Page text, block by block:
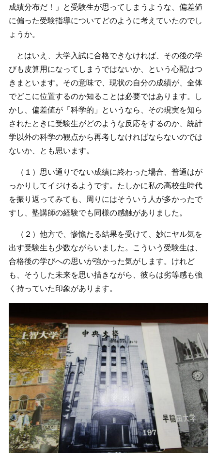
成績分布だ！」と受験生が思ってしまうような、偏差値
に偏った受験指導についてどのように考えていたのでし
ょうか。
とはいえ、大学入試に合格できなければ、その後の学
びも皮算用になってしまうではないか、という心配はつ
きまといます。その意味で、現状の自分の成績が、全体
でどこに位置するのか知ることは必要ではあります。し
かし、偏差値が「科学的」というなら、その現実を知ら
されたときに受験生がどのような反応をするのか、統計
学以外の科学の観点から再考しなければならないのでは
ないか、とも思います。
（１）思い通りでない成績に終わった場合、普通はが
っかりしてイジけるようです。たしかに私の高校生時代
を振り返ってみても、周りにはそういう人が多かったで
すし、塾講師の経験でも同様の感触がありました。
（２）他方で、惨憺たる結果を受けて、妙にヤル気を
出す受験生も少数ながらいました。こういう受験生は、
合格後の学びへの思いが強かった気がします。けれど
も、そうした未来を思い描きながら、彼らは劣等感も強
く持っていた印象があります。